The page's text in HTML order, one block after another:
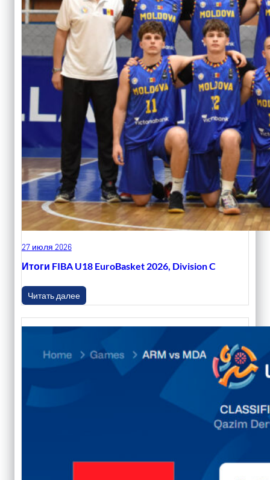
27 июля 2026
Итоги FIBA U18 EuroBasket 2026, Division C
Читать далее